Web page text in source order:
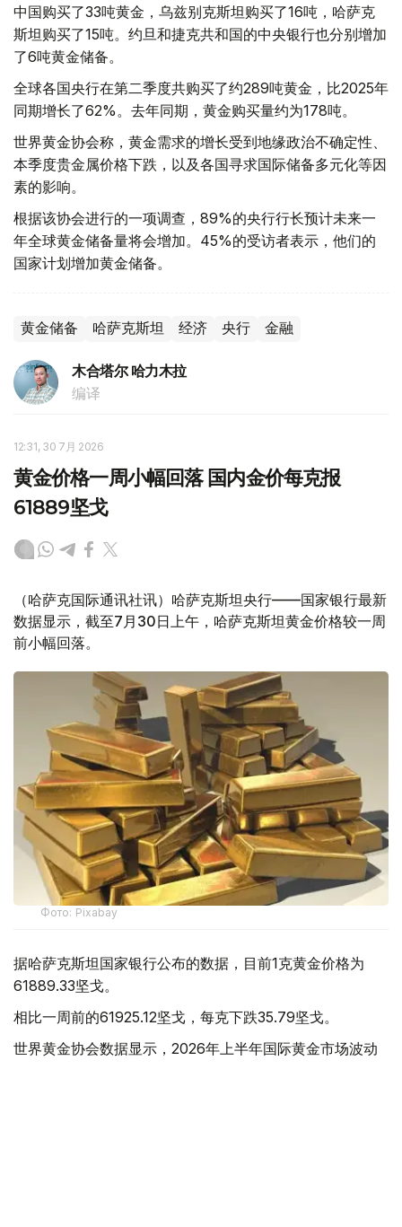
中国购买了33吨黄金，乌兹别克斯坦购买了16吨，哈萨克
斯坦购买了15吨。约旦和捷克共和国的中央银行也分别增加
了6吨黄金储备。
全球各国央行在第二季度共购买了约289吨黄金，比2025年
同期增长了62%。去年同期，黄金购买量约为178吨。
世界黄金协会称，黄金需求的增长受到地缘政治不确定性、
本季度贵金属价格下跌，以及各国寻求国际储备多元化等因
素的影响。
根据该协会进行的一项调查，89%的央行行长预计未来一
年全球黄金储备量将会增加。45%的受访者表示，他们的
国家计划增加黄金储备。
黄金储备 哈萨克斯坦 经济 央行 金融
木合塔尔 哈力木拉
编译
12:31, 30 7月 2026
黄金价格一周小幅回落 国内金价每克报
61889坚戈
（哈萨克国际通讯社讯）哈萨克斯坦央行——国家银行最新
数据显示，截至7月30日上午，哈萨克斯坦黄金价格较一周
前小幅回落。
Фото: Pixabay
据哈萨克斯坦国家银行公布的数据，目前1克黄金价格为
61889.33坚戈。
相比一周前的61925.12坚戈，每克下跌35.79坚戈。
世界黄金协会数据显示，2026年上半年国际黄金市场波动